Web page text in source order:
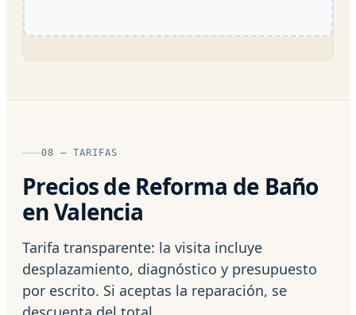
08 — TARIFAS
Precios de Reforma de Baño
en Valencia
Tarifa transparente: la visita incluye
desplazamiento, diagnóstico y presupuesto
por escrito. Si aceptas la reparación, se